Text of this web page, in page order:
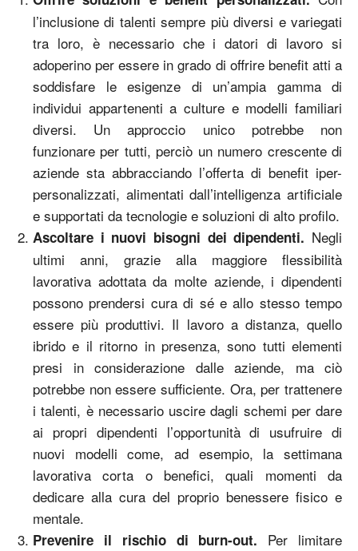
l’inclusione di talenti sempre più diversi e variegati
tra loro, è necessario che i datori di lavoro si
adoperino per essere in grado di offrire benefit atti a
soddisfare le esigenze di un’ampia gamma di
individui appartenenti a culture e modelli familiari
diversi. Un approccio unico potrebbe non
funzionare per tutti, perciò un numero crescente di
aziende sta abbracciando l’offerta di benefit iper-
personalizzati, alimentati dall’intelligenza artificiale
e supportati da tecnologie e soluzioni di alto profilo.
Ascoltare i nuovi bisogni dei dipendenti. Negli
ultimi anni, grazie alla maggiore flessibilità
lavorativa adottata da molte aziende, i dipendenti
possono prendersi cura di sé e allo stesso tempo
essere più produttivi. Il lavoro a distanza, quello
ibrido e il ritorno in presenza, sono tutti elementi
presi in considerazione dalle aziende, ma ciò
potrebbe non essere sufficiente. Ora, per trattenere
i talenti, è necessario uscire dagli schemi per dare
ai propri dipendenti l’opportunità di usufruire di
nuovi modelli come, ad esempio, la settimana
lavorativa corta o benefici, quali momenti da
dedicare alla cura del proprio benessere fisico e
mentale.
Prevenire il rischio di burn-out. Per limitare